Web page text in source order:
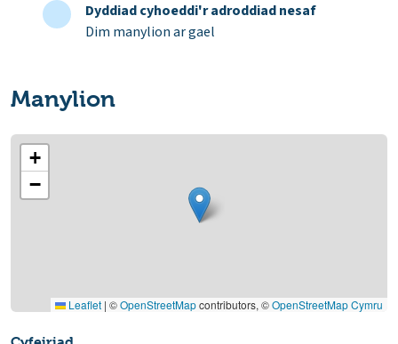
Dyddiad cyhoeddi'r adroddiad nesaf
Dim manylion ar gael
Manylion
+
−
Leaflet | ©OpenStreetMapcontributors, ©OpenStreetMap Cymru